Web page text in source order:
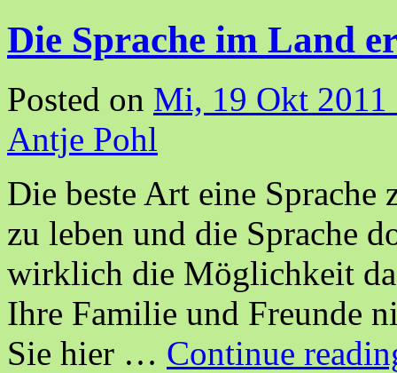
Die Sprache im Land
Posted on Mi, 19 Okt 2011
Antje Pohl
Die beste Art eine
zu leben und die Sprache
wirklich die Möglichkeit
Ihre Familie und Freunde
Sie hier … Continue